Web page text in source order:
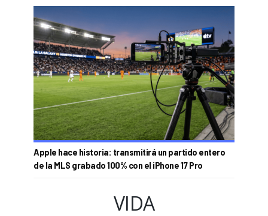
Apple hace historia: transmitirá un partido entero
de la MLS grabado 100% con el iPhone 17 Pro
VIDA